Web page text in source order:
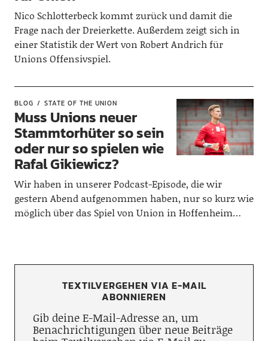
Nico Schlotterbeck kommt zurück und damit die
Frage nach der Dreierkette. Außerdem zeigt sich in
einer Statistik der Wert von Robert Andrich für
Unions Offensivspiel.
BLOG STATE OF THE UNION
Muss Unions neuer
Stammtorhüter so sein
oder nur so spielen wie
Rafal Gikiewicz?
Wir haben in unserer Podcast-Episode, die wir
gestern Abend aufgenommen haben, nur so kurz wie
möglich über das Spiel von Union in Hoffenheim…
TEXTILVERGEHEN VIA E-MAIL
ABONNIEREN
Gib deine E-Mail-Adresse an, um
Benachrichtigungen über neue Beiträge